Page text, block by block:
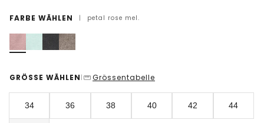
FARBE WÄHLEN | petal rose mel.
GRÖSSE WÄHLEN | Grössentabelle
34 36 38 40 42 44